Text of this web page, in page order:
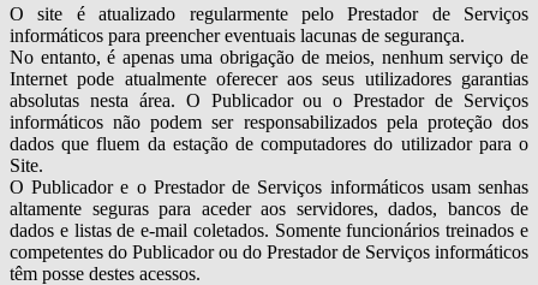
O site é atualizado regularmente pelo Prestador de Serviços
informáticos para preencher eventuais lacunas de segurança.
No entanto, é apenas uma obrigação de meios, nenhum serviço de
Internet pode atualmente oferecer aos seus utilizadores garantias
absolutas nesta área. O Publicador ou o Prestador de Serviços
informáticos não podem ser responsabilizados pela proteção dos
dados que fluem da estação de computadores do utilizador para o
Site.
O Publicador e o Prestador de Serviços informáticos usam senhas
altamente seguras para aceder aos servidores, dados, bancos de
dados e listas de e-mail coletados. Somente funcionários treinados e
competentes do Publicador ou do Prestador de Serviços informáticos
têm posse destes acessos.